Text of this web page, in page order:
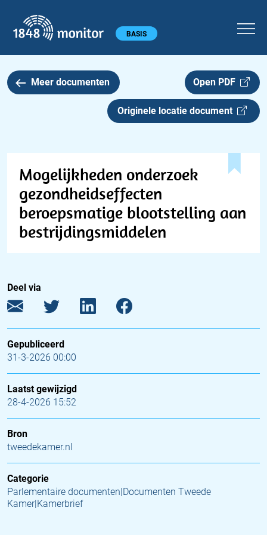
Hoofdmenu BASIS
Meer documenten Open PDF
Originele locatie document
Mogelijkheden onderzoek
gezondheidseffecten
beroepsmatige blootstelling aan
bestrijdingsmiddelen
Deel via
Gepubliceerd
31-3-2026 00:00
Laatst gewijzigd
28-4-2026 15:52
Bron
tweedekamer.nl
Categorie
Parlementaire documenten|Documenten Tweede
Kamer|Kamerbrief